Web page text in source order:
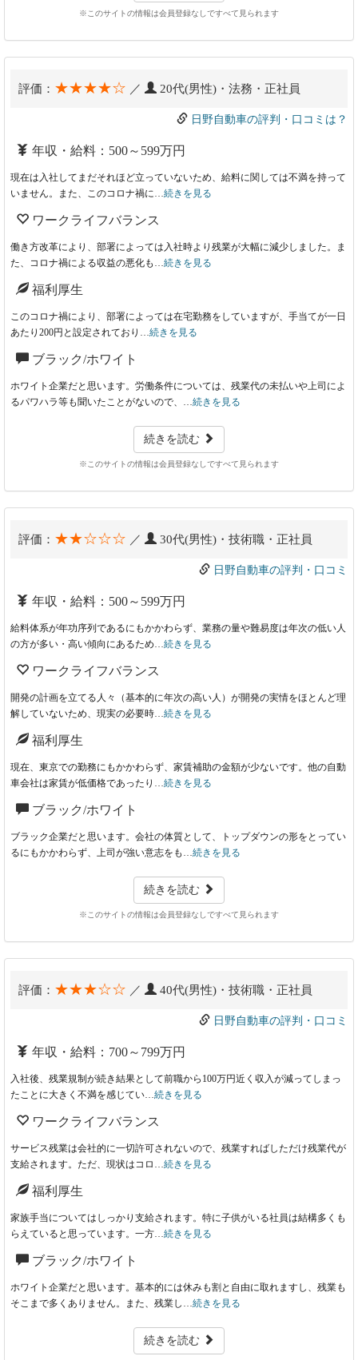
※このサイトの情報は会員登録なしですべて見られます
評価： ★★★★☆ ／ 20代(男性)・法務・正社員
日野自動車の評判・口コミは？
年収・給料：500～599万円
現在は入社してまだそれほど立っていないため、給料に関しては不満を持って
いません。また、このコロナ禍に…続きを見る
ワークライフバランス
働き方改革により、部署によっては入社時より残業が大幅に減少しました。ま
た、コロナ禍による収益の悪化も…続きを見る
福利厚生
このコロナ禍により、部署によっては在宅勤務をしていますが、手当てが一日
あたり200円と設定されており…続きを見る
ブラック/ホワイト
ホワイト企業だと思います。労働条件については、残業代の未払いや上司によ
るパワハラ等も聞いたことがないので、…続きを見る
続きを読む
※このサイトの情報は会員登録なしですべて見られます
評価： ★★☆☆☆ ／ 30代(男性)・技術職・正社員
日野自動車の評判・口コミ
年収・給料：500～599万円
給料体系が年功序列であるにもかかわらず、業務の量や難易度は年次の低い人
の方が多い・高い傾向にあるため…続きを見る
ワークライフバランス
開発の計画を立てる人々（基本的に年次の高い人）が開発の実情をほとんど理
解していないため、現実の必要時…続きを見る
福利厚生
現在、東京での勤務にもかかわらず、家賃補助の金額が少ないです。他の自動
車会社は家賃が低価格であったり…続きを見る
ブラック/ホワイト
ブラック企業だと思います。会社の体質として、トップダウンの形をとってい
るにもかかわらず、上司が強い意志をも…続きを見る
続きを読む
※このサイトの情報は会員登録なしですべて見られます
評価： ★★★☆☆ ／ 40代(男性)・技術職・正社員
日野自動車の評判・口コミ
年収・給料：700～799万円
入社後、残業規制が続き結果として前職から100万円近く収入が減ってしまっ
たことに大きく不満を感じてい…続きを見る
ワークライフバランス
サービス残業は会社的に一切許可されないので、残業すればしただけ残業代が
支給されます。ただ、現状はコロ…続きを見る
福利厚生
家族手当についてはしっかり支給されます。特に子供がいる社員は結構多くも
らえていると思っています。一方…続きを見る
ブラック/ホワイト
ホワイト企業だと思います。基本的には休みも割と自由に取れますし、残業も
そこまで多くありません。また、残業し…続きを見る
続きを読む